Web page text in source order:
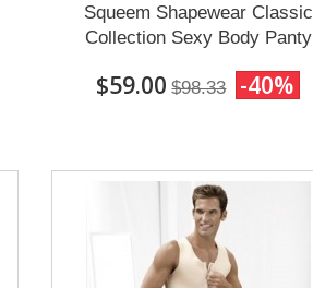
Squeem Shapewear Classic
Collection Sexy Body Panty
$59.00 $98.33 -40%